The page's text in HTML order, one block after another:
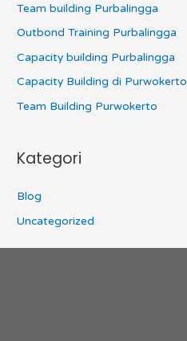
Team building Purbalingga
Outbond Training Purbalingga
Capacity building Purbalingga
Capacity Building di Purwokerto
Team Building Purwokerto
Kategori
Blog
Uncategorized